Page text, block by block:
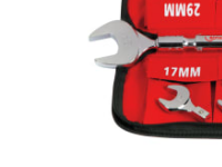
Selezione del Paese
Azienda e eventi